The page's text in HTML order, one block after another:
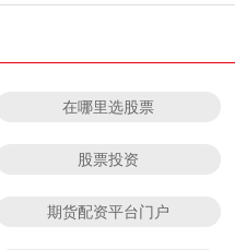
在哪里选股票
股票投资
期货配资平台门户